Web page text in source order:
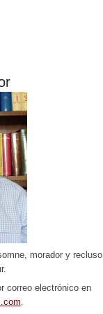
morador y recluso
correo electrónico en